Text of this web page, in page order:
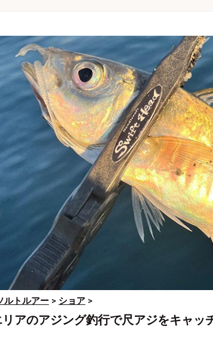
ルトルアー > ショア >
アのアジング釣行で尺アジをキャッ